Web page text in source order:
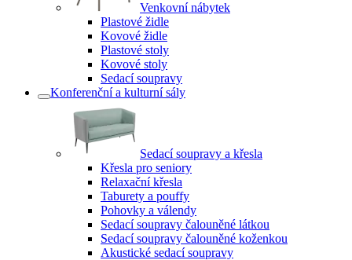
Venkovní nábytek
Plastové židle
Kovové židle
Plastové stoly
Kovové stoly
Sedací soupravy
Konferenční a kulturní sály
Sedací soupravy a křesla
Křesla pro seniory
Relaxační křesla
Taburety a pouffy
Pohovky a válendy
Sedací soupravy čalouněné látkou
Sedací soupravy čalouněné koženkou
Akustické sedací soupravy